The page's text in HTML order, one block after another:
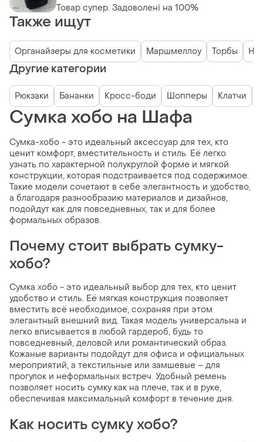
Товар супер. Задоволені на 100%
Также ищут
Органайзеры для косметики Маршмеллоу Торбы
Другие категории
Рюкзаки Бананки Кросс-боди Шопперы Клатчи
Сумка хобо на Шафа
Сумка-хобо - это идеальный аксессуар для тех, кто
ценит комфорт, вместительность и стиль. Её легко
узнать по характерной полукруглой форме и мягкой
конструкции, которая подстраивается под содержимое.
Такие модели сочетают в себе элегантность и удобство,
а благодаря разнообразию материалов и дизайнов,
подойдут как для повседневных, так и для более
формальных образов.
Почему стоит выбрать сумку-
хобо?
Сумка хобо - это идеальный выбор для тех, кто ценит
удобство и стиль. Её мягкая конструкция позволяет
вместить всё необходимое, сохраняя при этом
элегантный внешний вид. Такая модель универсальна и
легко вписывается в любой гардероб, будь то
повседневный, деловой или романтический образ.
Кожаные варианты подойдут для офиса и официальных
мероприятий, а текстильные или замшевые – для
прогулок и неформальных встреч. Удобный ремень
позволяет носить сумку как на плече, так и в руке,
обеспечивая максимальный комфорт в течение дня.
Как носить сумку хобо?